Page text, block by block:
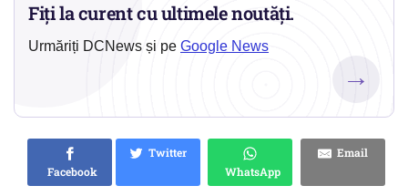
Fiți la curent cu ultimele noutăți.
Urmăriți DCNews și pe Google News
→
Facebook
Twitter
WhatsApp
Email